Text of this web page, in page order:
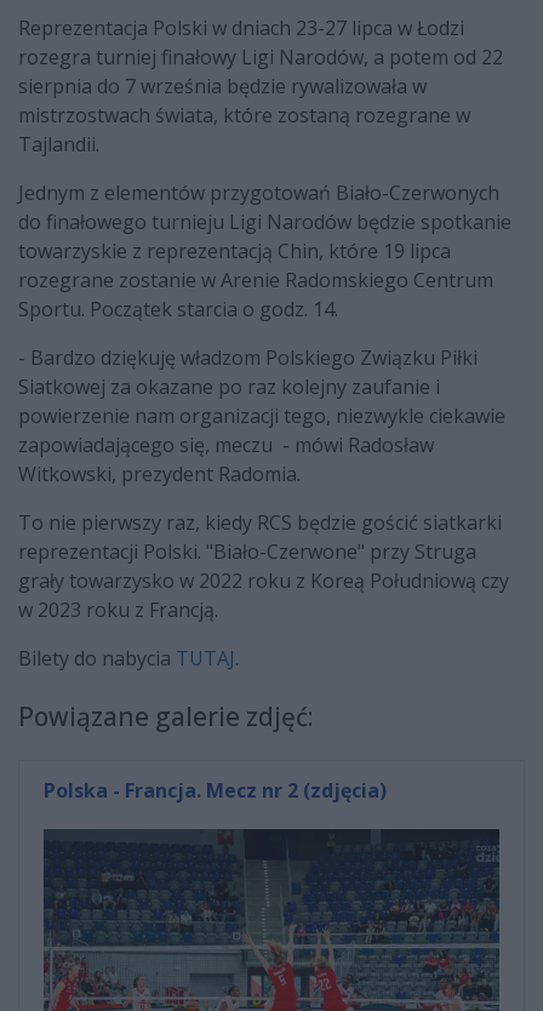
Reprezentacja Polski w dniach 23-27 lipca w Łodzi
rozegra turniej finałowy Ligi Narodów, a potem od 22
sierpnia do 7 września będzie rywalizowała w
mistrzostwach świata, które zostaną rozegrane w
Tajlandii.
Jednym z elementów przygotowań Biało-Czerwonych
do finałowego turnieju Ligi Narodów będzie spotkanie
towarzyskie z reprezentacją Chin, które 19 lipca
rozegrane zostanie w Arenie Radomskiego Centrum
Sportu. Początek starcia o godz. 14.
- Bardzo dziękuję władzom Polskiego Związku Piłki
Siatkowej za okazane po raz kolejny zaufanie i
powierzenie nam organizacji tego, niezwykle ciekawie
zapowiadającego się, meczu - mówi Radosław
Witkowski, prezydent Radomia.
To nie pierwszy raz, kiedy RCS będzie gościć siatkarki
reprezentacji Polski. "Biało-Czerwone" przy Struga
grały towarzysko w 2022 roku z Koreą Południową czy
w 2023 roku z Francją.
Bilety do nabycia TUTAJ.
Powiązane galerie zdjęć:
Polska - Francja. Mecz nr 2 (zdjęcia)